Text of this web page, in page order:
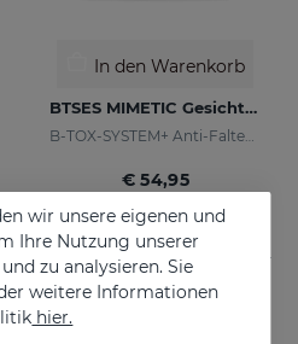
In den Warenkorb
BTSES MIMETIC Gesichtsmaske
B-TOX-SYSTEM+ Anti-Falten-Cocktail
€ 54,95
wir unsere eigenen und
Ihre Nutzung unserer
zu analysieren. Sie
weitere Informationen
hier.